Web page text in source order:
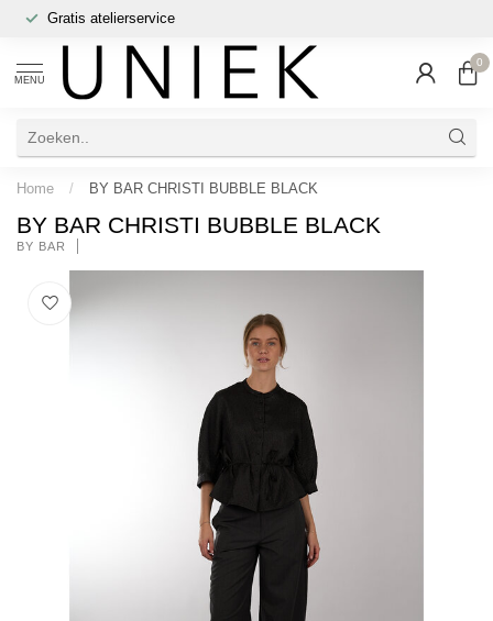
Gratis atelierservice
MENU
0
Home / BY BAR CHRISTI BUBBLE BLACK
BY BAR CHRISTI BUBBLE BLACK
BY BAR